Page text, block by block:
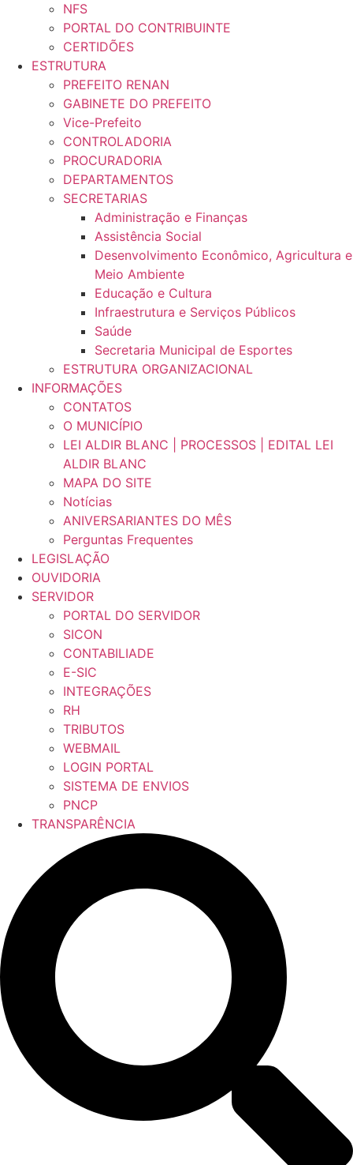
NFS
PORTAL DO CONTRIBUINTE
CERTIDÕES
ESTRUTURA
PREFEITO RENAN
GABINETE DO PREFEITO
Vice-Prefeito
CONTROLADORIA
PROCURADORIA
DEPARTAMENTOS
SECRETARIAS
Administração e Finanças
Assistência Social
Desenvolvimento Econômico, Agricultura e
Meio Ambiente
Educação e Cultura
Infraestrutura e Serviços Públicos
Saúde
Secretaria Municipal de Esportes
ESTRUTURA ORGANIZACIONAL
INFORMAÇÕES
CONTATOS
O MUNICÍPIO
LEI ALDIR BLANC | PROCESSOS | EDITAL LEI
ALDIR BLANC
MAPA DO SITE
Notícias
ANIVERSARIANTES DO MÊS
Perguntas Frequentes
LEGISLAÇÃO
OUVIDORIA
SERVIDOR
PORTAL DO SERVIDOR
SICON
CONTABILIADE
E-SIC
INTEGRAÇÕES
RH
TRIBUTOS
WEBMAIL
LOGIN PORTAL
SISTEMA DE ENVIOS
PNCP
TRANSPARÊNCIA